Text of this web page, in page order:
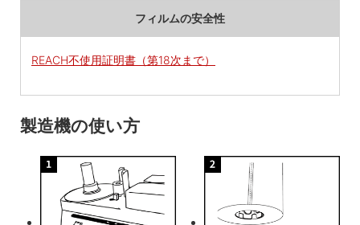
フィルムの安全性
REACH不使用証明書（第18次まで）
製造機の使い方